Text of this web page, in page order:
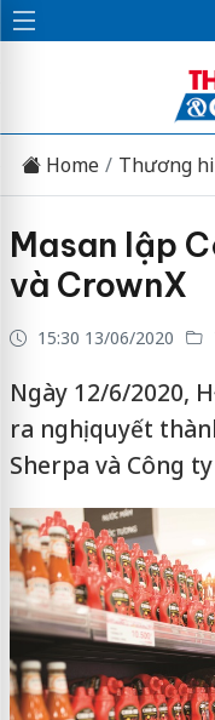
Home Thương
Masan lập
và CrownX
15:30 13/06/2020
Ngày 12/6/2020,
ra nghị quyết
Sherpa và Công